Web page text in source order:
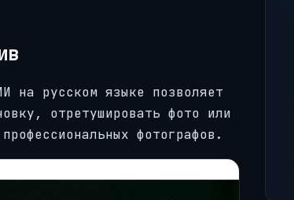
на русском языке позволяет
отретушировать фото или
фотографов.